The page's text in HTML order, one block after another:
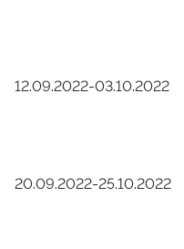
12.09.2022-03.10.2022
20.09.2022-25.10.2022